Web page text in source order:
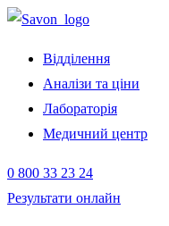
Відділення
Аналізи та ціни
Лабораторія
Медичний центр
0 800 33 23 24
Результати онлайн